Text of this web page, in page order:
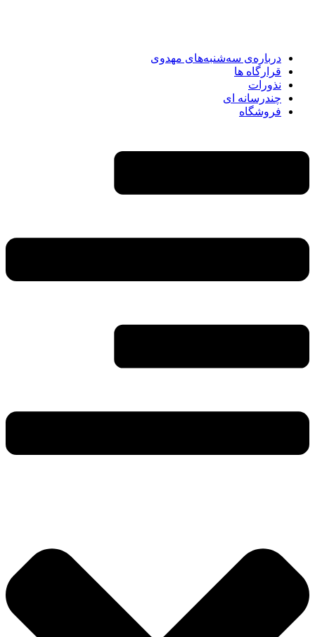
درباره‌ی سه‌شنبه‌های مهدوی
قرارگاه ها
نذورات
چندرسانه‌ ای
فروشگاه